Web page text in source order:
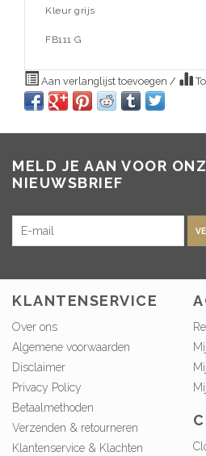
Kleur grijs
FB111 G
Aan verlanglijst toevoegen /
MELD JE AAN VOOR
NIEUWSBRIEF
KLANTENSERVICE
Over ons
Algemene voorwaarden
Disclaimer
Privacy Policy
Betaalmethoden
Verzenden & retourneren
Klantenservice & Klachten